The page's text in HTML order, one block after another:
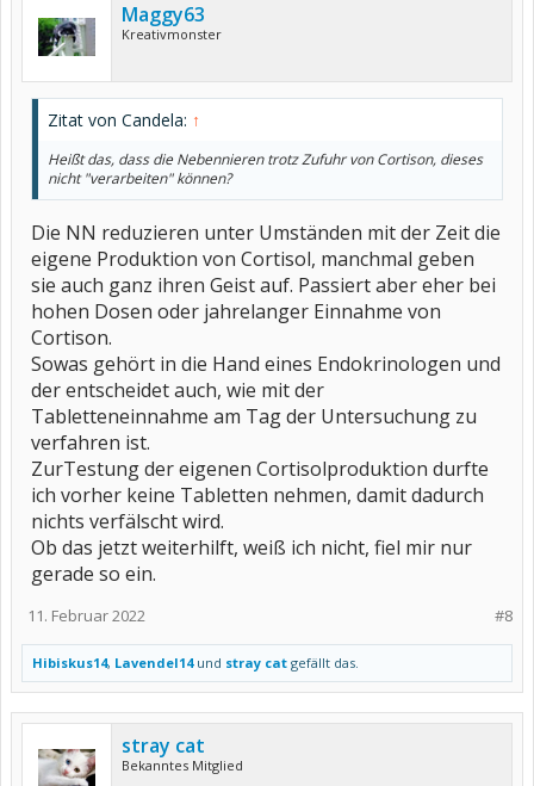
Maggy63
Kreativmonster
Zitat von Candela: ↑
Heißt das, dass die Nebennieren trotz Zufuhr von Cortison, dieses
nicht "verarbeiten" können?
Die NN reduzieren unter Umständen mit der Zeit die
eigene Produktion von Cortisol, manchmal geben
sie auch ganz ihren Geist auf. Passiert aber eher bei
hohen Dosen oder jahrelanger Einnahme von
Cortison.
Sowas gehört in die Hand eines Endokrinologen und
der entscheidet auch, wie mit der
Tabletteneinnahme am Tag der Untersuchung zu
verfahren ist.
ZurTestung der eigenen Cortisolproduktion durfte
ich vorher keine Tabletten nehmen, damit dadurch
nichts verfälscht wird.
Ob das jetzt weiterhilft, weiß ich nicht, fiel mir nur
gerade so ein.
#8
11. Februar 2022
Hibiskus14, Lavendel14und stray cat gefällt das.
stray cat
Bekanntes Mitglied